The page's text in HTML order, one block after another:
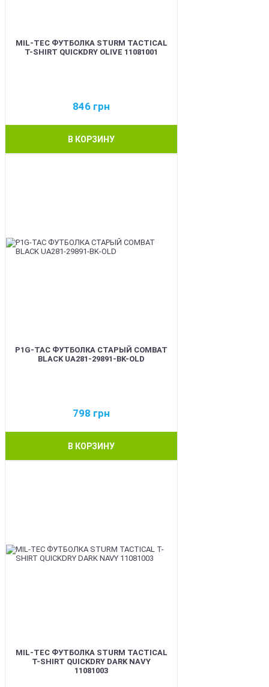
MIL-TEC ФУТБОЛКА STURM TACTICAL
T-SHIRT QUICKDRY OLIVE 11081001
846 грн
В КОРЗИНУ
P1G-TAC ФУТБОЛКА СТАРЫЙ COMBAT
BLACK UA281-29891-BK-OLD
798 грн
В КОРЗИНУ
MIL-TEC ФУТБОЛКА STURM TACTICAL
T-SHIRT QUICKDRY DARK NAVY
11081003